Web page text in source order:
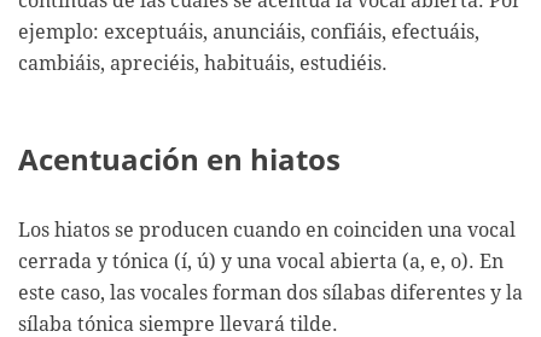
ejemplo: exceptuáis, anunciáis, confiáis, efectuáis,
cambiáis, apreciéis, habituáis, estudiéis.
Acentuación en hiatos
Los hiatos se producen cuando en coinciden una vocal
cerrada y tónica (í, ú) y una vocal abierta (a, e, o). En
este caso, las vocales forman dos sílabas diferentes y la
sílaba tónica siempre llevará tilde.